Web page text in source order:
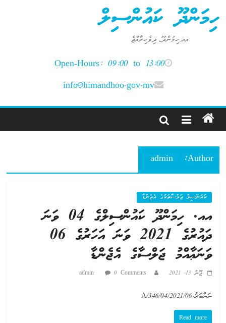
ހިމަންދޫ ކައުންސިލް
އއ.ހިމަންދޫ، ދިވެހިރާއްޖެ
Open-Hours: 09:00 to 13:00
info@himandhoo.gov.mv
Author:
admin
ކައުންސިލް ޖަލްސާތަކުގެ އެޖެންޑާ
އއ. ހިމަންދޫ ކައުންސިލްގެ 04 ވަނަ
ދައުރުގެ 2021 ވަނަ އަހަރުގެ 06
ވަނަޢާއްމު ޖަލްސާގެ އެޖެންޑާ
ޖޫން 13, 2021 admin 0 Comments
ނަންބަރު:A/346/04/2021/06
Read more